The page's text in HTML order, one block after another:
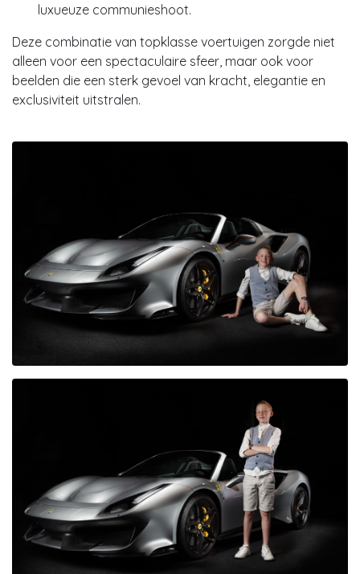
luxueuze communieshoot.
Deze combinatie van topklasse voertuigen zorgde niet
alleen voor een spectaculaire sfeer, maar ook voor
beelden die een sterk gevoel van kracht, elegantie en
exclusiviteit uitstralen.